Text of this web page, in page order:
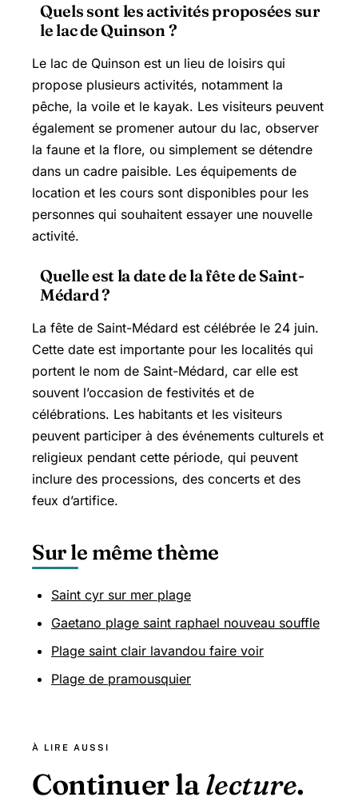
Quels sont les activités proposées sur
le lac de Quinson ?
Le lac de Quinson est un lieu de loisirs qui
propose plusieurs activités, notamment la
pêche, la voile et le kayak. Les visiteurs peuvent
également se promener autour du lac, observer
la faune et la flore, ou simplement se détendre
dans un cadre paisible. Les équipements de
location et les cours sont disponibles pour les
personnes qui souhaitent essayer une nouvelle
activité.
Quelle est la date de la fête de Saint-
Médard ?
La fête de Saint-Médard est célébrée le 24 juin.
Cette date est importante pour les localités qui
portent le nom de Saint-Médard, car elle est
souvent l’occasion de festivités et de
célébrations. Les habitants et les visiteurs
peuvent participer à des événements culturels et
religieux pendant cette période, qui peuvent
inclure des processions, des concerts et des
feux d’artifice.
Sur le même thème
Saint cyr sur mer plage
Gaetano plage saint raphael nouveau souffle
Plage saint clair lavandou faire voir
Plage de pramousquier
À LIRE AUSSI
Continuer lalecture.